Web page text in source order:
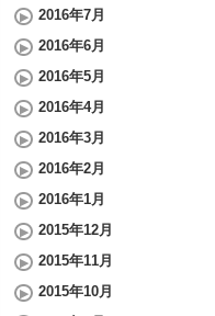
2016年7月
2016年6月
2016年5月
2016年4月
2016年3月
2016年2月
2016年1月
2015年12月
2015年11月
2015年10月